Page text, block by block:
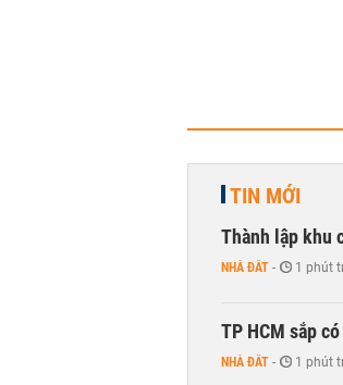
TIN MỚI
Thành lập khu
NHÀ ĐẤT - 1 phút
TP HCM sắp
NHÀ ĐẤT - 1 phút